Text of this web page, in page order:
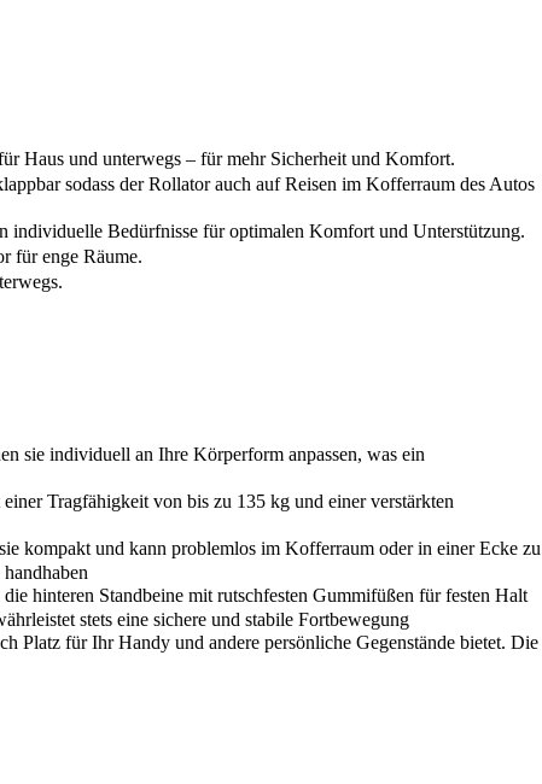
Haus und unterwegs – für mehr Sicherheit und Komfort.
sodass der Rollator auch auf Reisen im Kofferraum des Autos
individuelle Bedürfnisse für optimalen Komfort und Unterstützung.
für enge Räume.
sie individuell an Ihre Körperform anpassen, was ein
Tragfähigkeit von bis zu 135 kg und einer verstärkten
kompakt und kann problemlos im Kofferraum oder in einer Ecke zu
hinteren Standbeine mit rutschfesten Gummifüßen für festen Halt
stets eine sichere und stabile Fortbewegung
Platz für Ihr Handy und andere persönliche Gegenstände bietet. Die